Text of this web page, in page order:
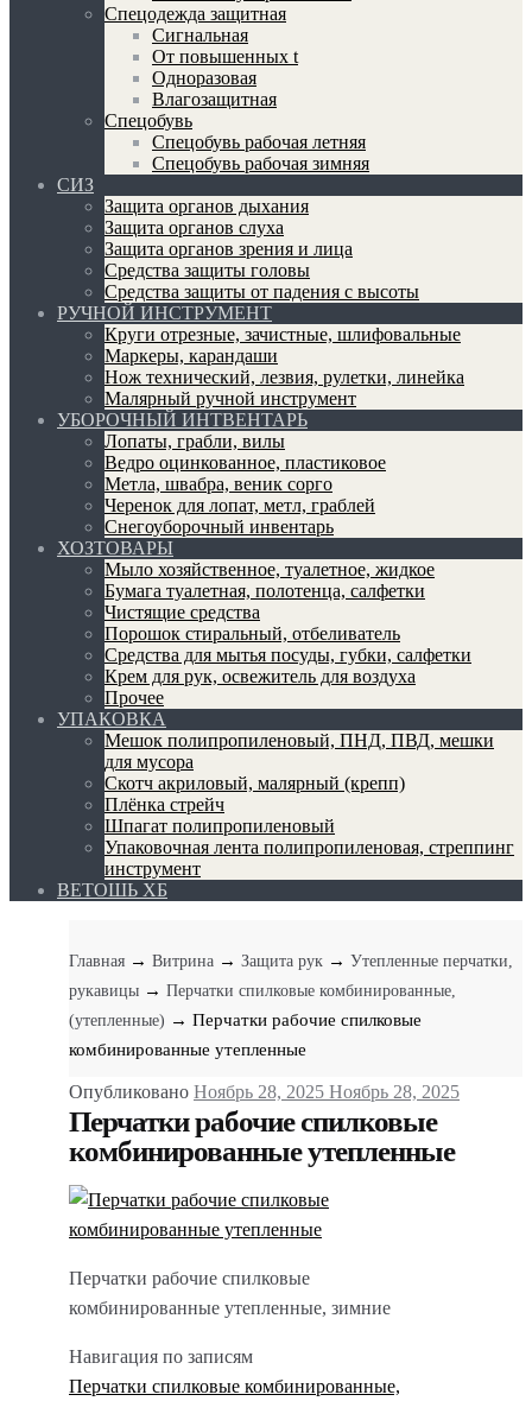
Спецодежда защитная
Сигнальная
От повышенных t
Одноразовая
Влагозащитная
Спецобувь
Спецобувь рабочая летняя
Спецобувь рабочая зимняя
СИЗ
Защита органов дыхания
Защита органов слуха
Защита органов зрения и лица
Средства защиты головы
Средства защиты от падения с высоты
РУЧНОЙ ИНСТРУМЕНТ
Круги отрезные, зачистные, шлифовальные
Маркеры, карандаши
Нож технический, лезвия, рулетки, линейка
Малярный ручной инструмент
УБОРОЧНЫЙ ИНТВЕНТАРЬ
Лопаты, грабли, вилы
Ведро оцинкованное, пластиковое
Метла, швабра, веник сорго
Черенок для лопат, метл, граблей
Снегоуборочный инвентарь
ХОЗТОВАРЫ
Мыло хозяйственное, туалетное, жидкое
Бумага туалетная, полотенца, салфетки
Чистящие средства
Порошок стиральный, отбеливатель
Средства для мытья посуды, губки, салфетки
Крем для рук, освежитель для воздуха
Прочее
УПАКОВКА
Мешок полипропиленовый, ПНД, ПВД, мешки
для мусора
Скотч акриловый, малярный (крепп)
Плёнка стрейч
Шпагат полипропиленовый
Упаковочная лента полипропиленовая, стреппинг
инструмент
ВЕТОШЬ ХБ
Главная → Витрина → Защита рук → Утепленные перчатки,
рукавицы → Перчатки спилковые комбинированные,
(утепленные) → Перчатки рабочие спилковые
комбинированные утепленные
Опубликовано Ноябрь 28, 2025 Ноябрь 28, 2025
Перчатки рабочие спилковые
комбинированные утепленные
Перчатки рабочие спилковые
комбинированные утепленные, зимние
Навигация по записям
Перчатки спилковые комбинированные,